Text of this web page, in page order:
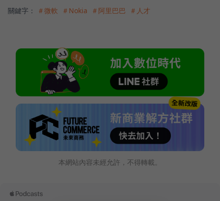
關鍵字： ＃微軟 ＃Nokia ＃阿里巴巴 ＃人才
本網站內容未經允許，不得轉載。